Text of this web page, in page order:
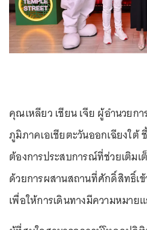
คุณเหลียว เชียน เจีย ผู้อำนวยก
ภูมิภาคเอเชียตะวันออกเฉียงใต้
ต้องการประสบการณ์ที่ช่วยเติม
ด้วยการผสานสถานที่ศักดิ์สิทธิ์เ
เพื่อให้การเดินทางมีความหมา